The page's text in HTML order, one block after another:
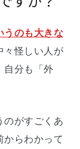
うのも大きな
々怪しい人が
自分も「外
のがすごくあ
からわかって